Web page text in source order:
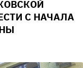
С НАЧАЛА